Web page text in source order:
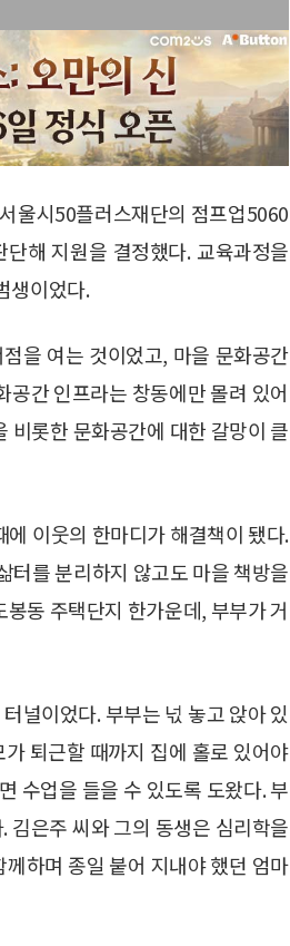
울시50플러스재단의 점프업5060
해 지원을 결정했다. 교육과정을
생이었다.
을 여는 것이었고, 마을 문화공간
간 인프라는 창동에만 몰려 있어
비롯한 문화공간에 대한 갈망이 클
이웃의 한마디가 해결책이 됐다.
터를 분리하지 않고도 마을 책방을
동 주택단지 한가운데, 부부가 거
널이었다. 부부는 넋 놓고 앉아 있
퇴근할 때까지 집에 홀로 있어야
수업을 들을 수 있도록 도왔다. 부
김은주 씨와 그의 동생은 심리학을
하며 종일 붙어 지내야 했던 엄마